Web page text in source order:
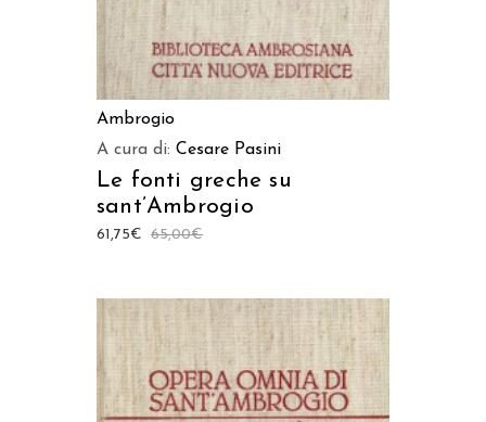
Ambrogio
A cura di: Cesare Pasini
Le fonti greche su
sant’Ambrogio
65,00€
61,75€